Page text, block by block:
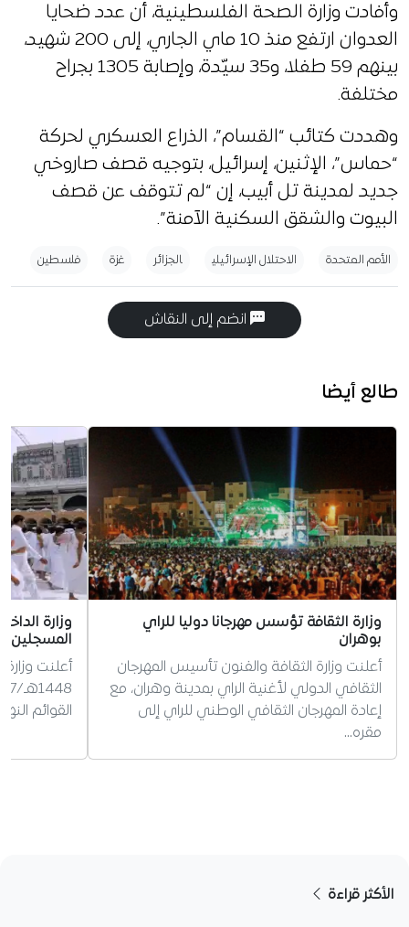
وأفادت وزارة الصحة الفلسطينية، أن عدد ضحايا
العدوان ارتفع منذ 10 ماي الجاري، إلى 200 شهيد،
بينهم 59 طفلا، و35 سيّدة، وإصابة 1305 بجراح
مختلفة.
وهددت كتائب “القسام”، الذراع العسكري لحركة
“حماس”، الإثنين، إسرائيل، بتوجيه قصف صاروخي
جديد لمدينة تل أبيب، إن “لم تتوقف عن قصف
البيوت والشقق السكنية الآمنة”.
الأمم المتحدة الاحتلال الإسرائيلي الجزائر غزة فلسطين
انضم إلى النقاش
طالع أيضا
وزارة الثقافة تؤسس مهرجانا دوليا للراي
بوهران
أعلنت وزارة الثقافة والفنون تأسيس المهرجان
الثقافي الدولي لأغنية الراي بمدينة وهران، مع
إعادة المهرجان الثقافي الوطني للراي إلى
مقره…
وزارة
المسجلين
أعلنت
القوائم
الأكثر قراءة